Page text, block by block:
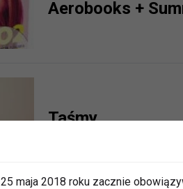
Aerobooks +
Taśmy
25 maja 2018 roku zacznie